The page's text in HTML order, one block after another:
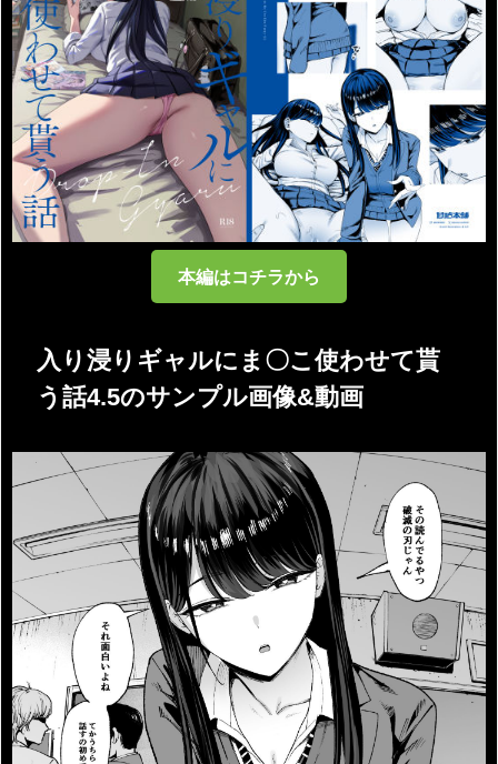
本編はコチラから
入り浸りギャルにま〇こ使わせて貰
う話4.5のサンプル画像&動画